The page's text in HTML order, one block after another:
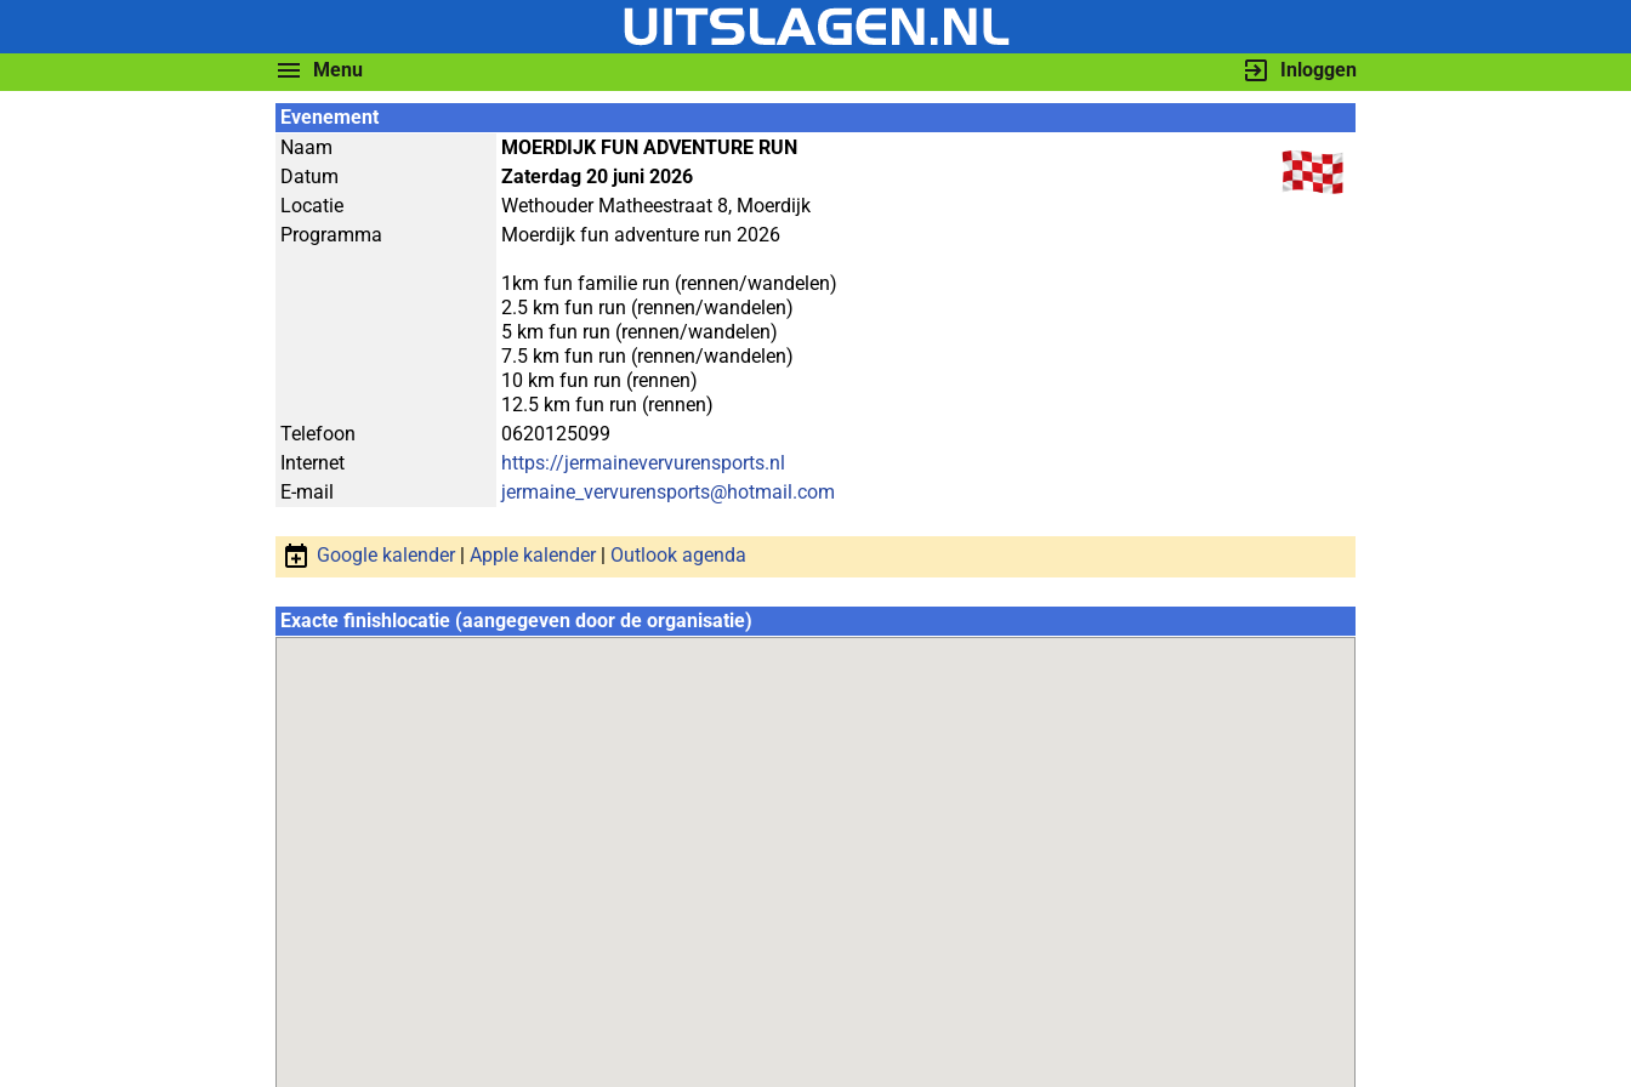
Menu Inloggen
Evenement
Naam
MOERDIJK FUN ADVENTURE RUN
Datum
Zaterdag 20 juni 2026
Locatie
Wethouder Matheestraat 8, Moerdijk
Programma
Moerdijk fun adventure run 2026
1km fun familie run (rennen/wandelen)
2.5 km fun run (rennen/wandelen)
5 km fun run (rennen/wandelen)
7.5 km fun run (rennen/wandelen)
10 km fun run (rennen)
12.5 km fun run (rennen)
Telefoon
0620125099
Internet
https://jermainevervurensports.nl
E-mail
jermaine_vervurensports@hotmail.com
Google kalender| Apple kalender| Outlook agenda
Exacte finishlocatie (aangegeven door de organisatie)